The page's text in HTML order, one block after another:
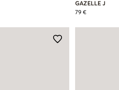
GAZELLE J
79 €